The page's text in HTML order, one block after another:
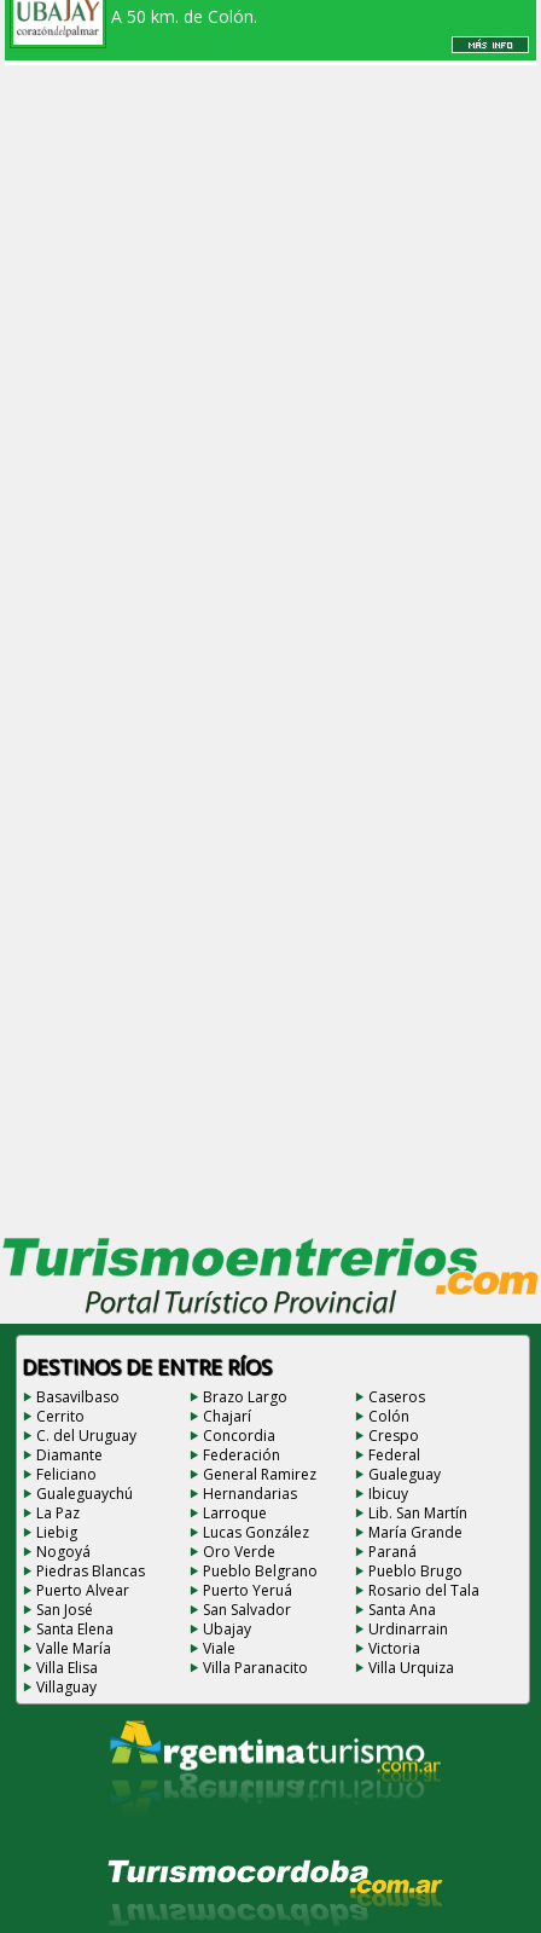
A 50 km. de Colón.
DESTINOS DE ENTRE RÍOS
Basavilbaso Brazo Largo
Caseros
Cerrito
Chajarí
Colón
C. del Uruguay
Concordia
Crespo
Diamante
Federación
Federal
Feliciano
General Ramirez
Gualeguay
Gualeguaychú
Hernandarias
Ibicuy
La Paz
Larroque
Lib. San Martín
Liebig
Lucas González
María Grande
Nogoyá
Oro Verde
Paraná
Piedras Blancas
Pueblo Belgrano
Pueblo Brugo
Puerto Alvear
Puerto Yeruá
Rosario del Tala
San José
San Salvador
Santa Ana
Santa Elena
Ubajay
Urdinarrain
Valle María
Viale
Victoria
Villa Elisa
Villa Paranacito
Villa Urquiza
Villaguay